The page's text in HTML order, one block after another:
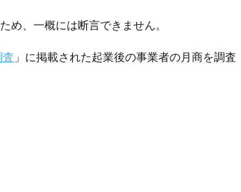
め、一概には断言できません。
査 」に掲載された起業後の事業者の月商を調査